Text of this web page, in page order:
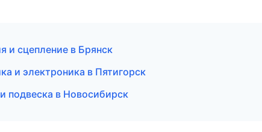
и сцепление в Брянск
и электроника в Пятигорск
подвеска в Новосибирск